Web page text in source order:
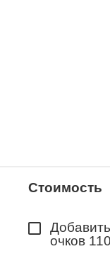
Закажите
в
*Доступно
Стоимость
очков